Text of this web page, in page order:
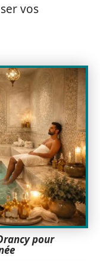
vos
pour